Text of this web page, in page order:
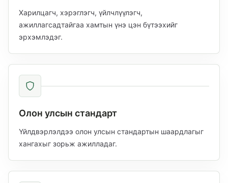
Харилцагч, хэрэглэгч, үйлчлүүлэгч,
ажиллагсадтайгаа хамтын үнэ цэн бүтээхийг
эрхэмлэдэг.
Олон улсын стандарт
Үйлдвэрлэлдээ олон улсын стандартын шаардлагыг
хангахыг зорьж ажилладаг.